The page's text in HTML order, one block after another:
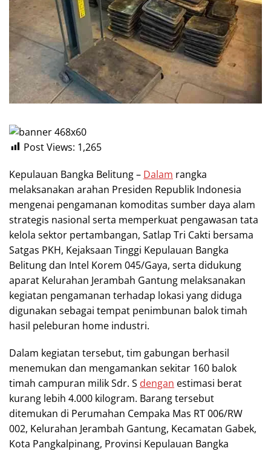
Post Views: 1,265
Kepulauan Bangka Belitung – Dalam rangka
melaksanakan arahan Presiden Republik Indonesia
mengenai pengamanan komoditas sumber daya alam
strategis nasional serta memperkuat pengawasan tata
kelola sektor pertambangan, Satlap Tri Cakti bersama
Satgas PKH, Kejaksaan Tinggi Kepulauan Bangka
Belitung dan Intel Korem 045/Gaya, serta didukung
aparat Kelurahan Jerambah Gantung melaksanakan
kegiatan pengamanan terhadap lokasi yang diduga
digunakan sebagai tempat penimbunan balok timah
hasil peleburan home industri.
Dalam kegiatan tersebut, tim gabungan berhasil
menemukan dan mengamankan sekitar 160 balok
timah campuran milik Sdr. S dengan estimasi berat
kurang lebih 4.000 kilogram. Barang tersebut
ditemukan di Perumahan Cempaka Mas RT 006/RW
002, Kelurahan Jerambah Gantung, Kecamatan Gabek,
Kota Pangkalpinang, Provinsi Kepulauan Bangka